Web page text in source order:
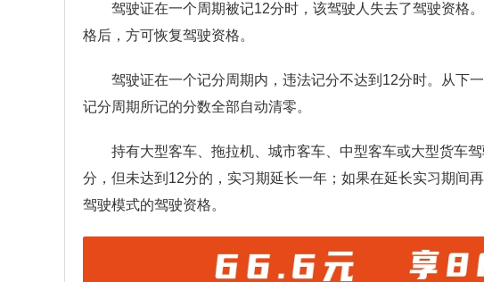
驾驶证在一个周期被记12分时，该驾驶人失去了驾驶资格
格后，方可恢复驾驶资格。
驾驶证在一个记分周期内，违法记分不达到12分时。从下
记分周期所记的分数全部自动清零。
持有大型客车、拖拉机、城市客车、中型客车或大型货车
分，但未达到12分的，实习期延长一年；如果在延长实习期间
驾驶模式的驾驶资格。